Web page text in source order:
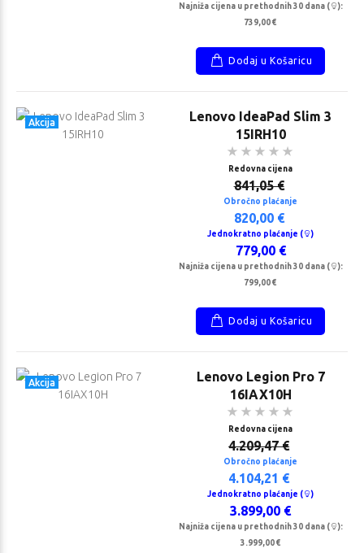
Najniža cijena u prethodnih 30 dana (
):
739,00 €
Dodaj u Košaricu
Akcija
Lenovo IdeaPad Slim 3
15IRH10
Redovna cijena
841,05 €
Obročno plaćanje
820,00 €
Jednokratno plaćanje ( )
779,00 €
Najniža cijena u prethodnih 30 dana (
):
799,00 €
Dodaj u Košaricu
Akcija
Lenovo Legion Pro 7
16IAX10H
Redovna cijena
4.209,47 €
Obročno plaćanje
4.104,21 €
Jednokratno plaćanje ( )
3.899,00 €
Najniža cijena u prethodnih 30 dana (
):
3.999,00 €